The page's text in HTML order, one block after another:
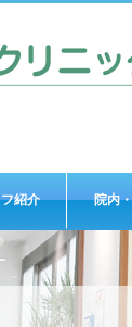
紹介 院内